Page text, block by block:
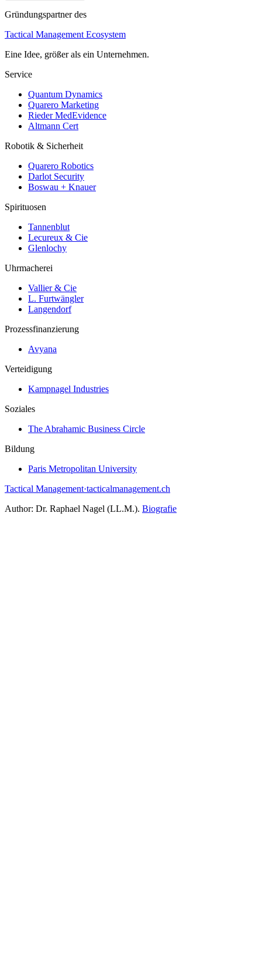
Gründungspartner des
Tactical Management Ecosystem
Eine Idee, größer als ein Unternehmen.
Service
Quantum Dynamics
Quarero Marketing
Rieder MedEvidence
Altmann Cert
Robotik & Sicherheit
Quarero Robotics
Darlot Security
Boswau + Knauer
Spirituosen
Tannenblut
Lecureux & Cie
Glenlochy
Uhrmacherei
Vallier & Cie
L. Furtwängler
Langendorf
Prozessfinanzierung
Avyana
Verteidigung
Kampnagel Industries
Soziales
The Abrahamic Business Circle
Bildung
Paris Metropolitan University
Tactical Management·tacticalmanagement.ch
Author: Dr. Raphael Nagel (LL.M.). Biografie